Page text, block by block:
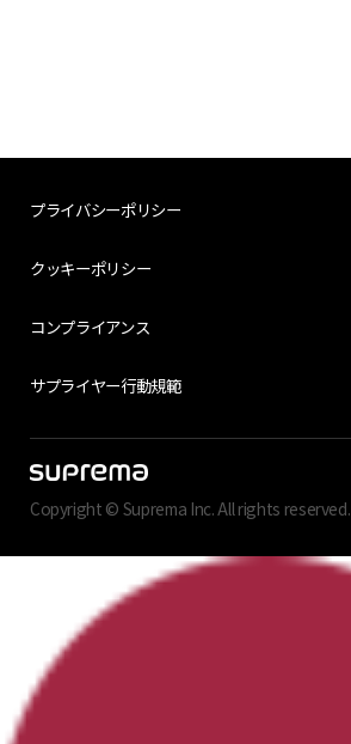
プライバシーポリシー
クッキーポリシー
コンプライアンス
サプライヤー行動規範
Copyright © Suprema Inc. All rights reserved.